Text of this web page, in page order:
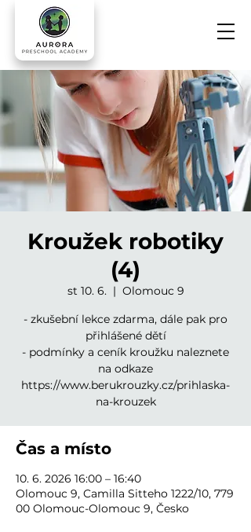
Kroužek robotiky
(4)
st 10. 6.
  |
Olomouc 9
- zkušební lekce zdarma, dále pak pro
přihlášené dětí
- podmínky a ceník kroužku naleznete
na odkaze
https://www.berukrouzky.cz/prihlaska-
na-krouzek
Čas a místo
10. 6. 2026 16:00 – 16:40
Olomouc 9, Camilla Sitteho 1222/10, 779
00 Olomouc-Olomouc 9, Česko